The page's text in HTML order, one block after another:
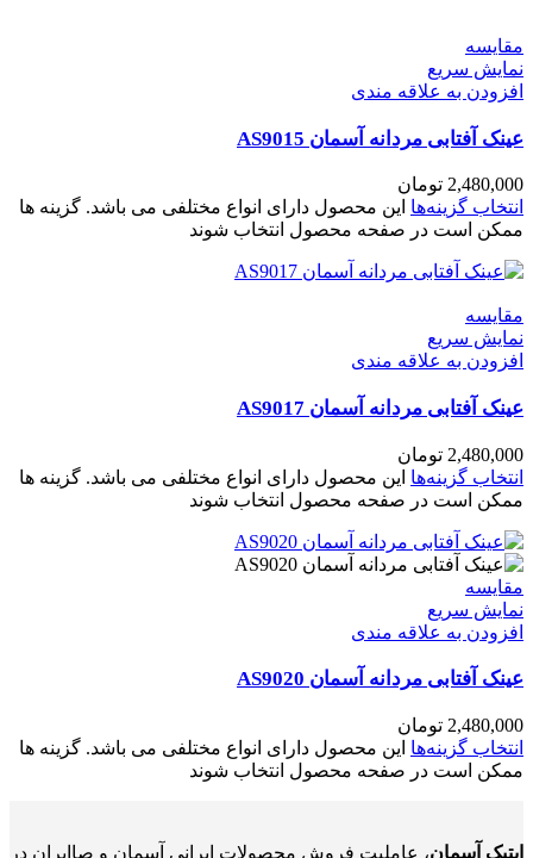
مقايسه
نمایش سریع
افزودن به علاقه مندی
عینک آفتابی مردانه آسمان AS9015
2,480,000 تومان
انتخاب گزینه‌ها این محصول دارای انواع مختلفی می باشد. گزینه ها
ممکن است در صفحه محصول انتخاب شوند
مقايسه
نمایش سریع
افزودن به علاقه مندی
عینک آفتابی مردانه آسمان AS9017
2,480,000 تومان
انتخاب گزینه‌ها این محصول دارای انواع مختلفی می باشد. گزینه ها
ممکن است در صفحه محصول انتخاب شوند
مقايسه
نمایش سریع
افزودن به علاقه مندی
عینک آفتابی مردانه آسمان AS9020
2,480,000 تومان
انتخاب گزینه‌ها این محصول دارای انواع مختلفی می باشد. گزینه ها
ممکن است در صفحه محصول انتخاب شوند
اپتیک آسمان، عاملیت فروش محصولات ایرانی آسمان و صاایران در